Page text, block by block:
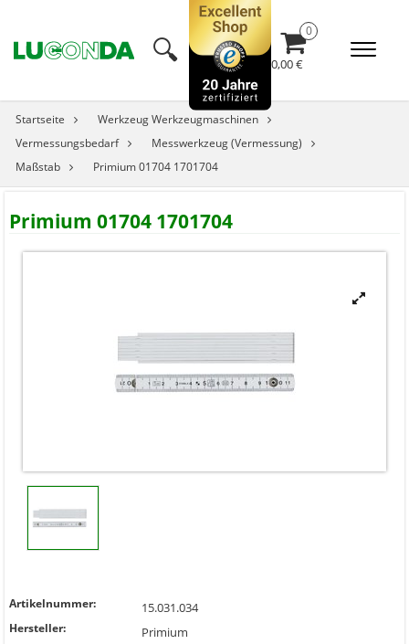
🔍︎ 0,00 €
Startseite
Werkzeug Werkzeugmaschinen
Vermessungsbedarf
Messwerkzeug (Vermessung)
Maßstab
Primium 01704 1701704
Primium 01704 1701704

Artikelnummer: 15.031.034
Hersteller: Primium